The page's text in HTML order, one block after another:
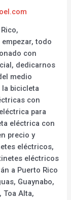
todo
con
dedicarnos
medio
la bicicleta
con
para
eléctrica con
precio y
eléctricos,
eléctricos
a Puerto Rico
Guaynabo,
Toa Alta,